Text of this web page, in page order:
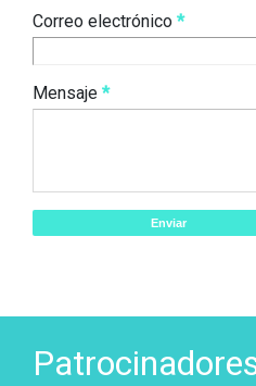
Correo electrónico *
Mensaje *